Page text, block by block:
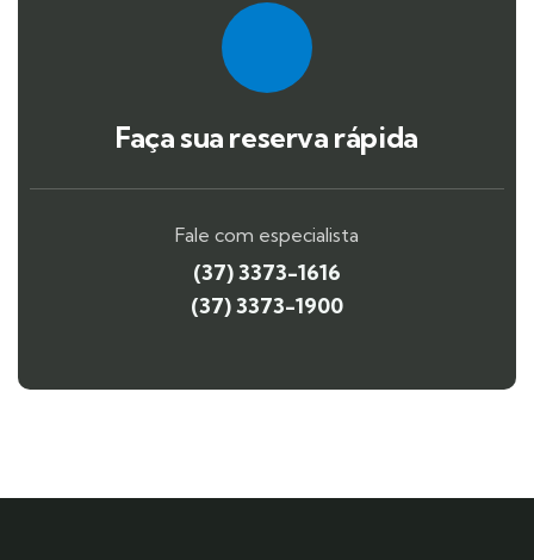
Faça sua reserva rápida
Fale com especialista
(37) 3373-1616
(37) 3373-1900